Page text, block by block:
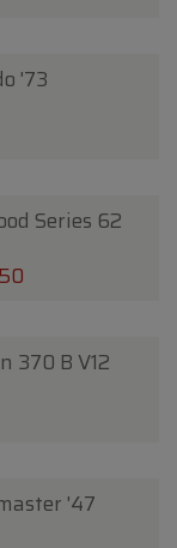
'73
Series 62
370 B V12
'47